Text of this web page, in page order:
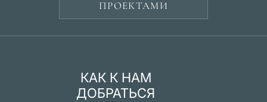
ПРОЕКТАМИ
КАК К НАМ
ДОБРАТЬСЯ